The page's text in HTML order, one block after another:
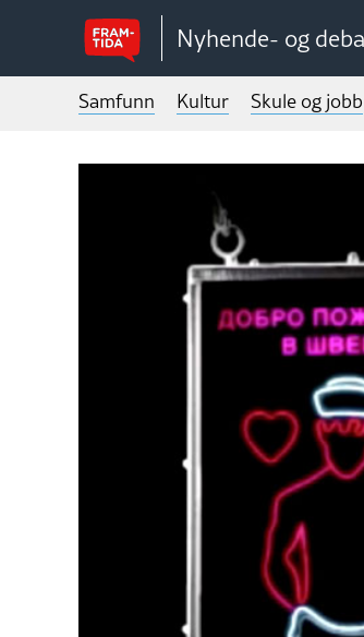
Nyhende- og
Samfunn Kultur Skule og jobb